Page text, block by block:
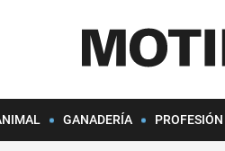
GANADERÍA PROFESIÓN